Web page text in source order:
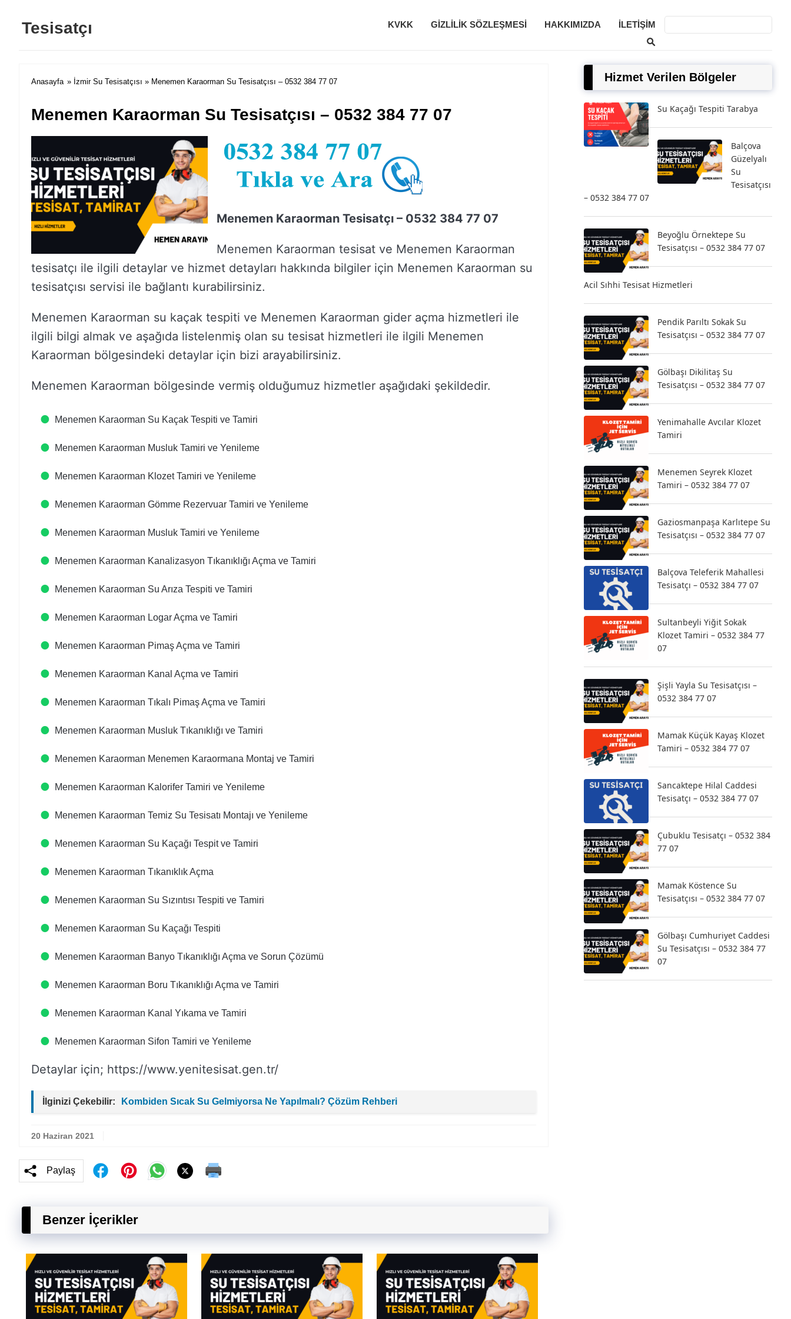
Tesisatçı KVKK GIZLILIK SÖZLEŞMESI HAKKIMIZDA İLETIŞIM
Anasayfa » İzmir Su Tesisatçısı » Menemen Karaorman Su Tesisatçısı – 0532 384 77 07
Menemen Karaorman Su Tesisatçısı – 0532 384 77 07
Menemen Karaorman Tesisatçı – 0532 384 77 07
Menemen Karaorman tesisat ve Menemen Karaorman
tesisatçı ile ilgili detaylar ve hizmet detayları hakkında bilgiler için Menemen Karaorman su
tesisatçısı servisi ile bağlantı kurabilirsiniz.
Menemen Karaorman su kaçak tespiti ve Menemen Karaorman gider açma hizmetleri ile
ilgili bilgi almak ve aşağıda listelenmiş olan su tesisat hizmetleri ile ilgili Menemen
Karaorman bölgesindeki detaylar için bizi arayabilirsiniz.
Menemen Karaorman bölgesinde vermiş olduğumuz hizmetler aşağıdaki şekildedir.
Menemen Karaorman Su Kaçak Tespiti ve Tamiri
Menemen Karaorman Musluk Tamiri ve Yenileme
Menemen Karaorman Klozet Tamiri ve Yenileme
Menemen Karaorman Gömme Rezervuar Tamiri ve Yenileme
Menemen Karaorman Musluk Tamiri ve Yenileme
Menemen Karaorman Kanalizasyon Tıkanıklığı Açma ve Tamiri
Menemen Karaorman Su Arıza Tespiti ve Tamiri
Menemen Karaorman Logar Açma ve Tamiri
Menemen Karaorman Pimaş Açma ve Tamiri
Menemen Karaorman Kanal Açma ve Tamiri
Menemen Karaorman Tıkalı Pimaş Açma ve Tamiri
Menemen Karaorman Musluk Tıkanıklığı ve Tamiri
Menemen Karaorman Menemen Karaormana Montaj ve Tamiri
Menemen Karaorman Kalorifer Tamiri ve Yenileme
Menemen Karaorman Temiz Su Tesisatı Montajı ve Yenileme
Menemen Karaorman Su Kaçağı Tespit ve Tamiri
Menemen Karaorman Tıkanıklık Açma
Menemen Karaorman Su Sızıntısı Tespiti ve Tamiri
Menemen Karaorman Su Kaçağı Tespiti
Menemen Karaorman Banyo Tıkanıklığı Açma ve Sorun Çözümü
Menemen Karaorman Boru Tıkanıklığı Açma ve Tamiri
Menemen Karaorman Kanal Yıkama ve Tamiri
Menemen Karaorman Sifon Tamiri ve Yenileme
Detaylar için; https://www.yenitesisat.gen.tr/
İlginizi Çekebilir: Kombiden Sıcak Su Gelmiyorsa Ne Yapılmalı? Çözüm Rehberi
20 Haziran 2021
Paylaş
Benzer İçerikler
Hizmet Verilen Bölgeler
Su Kaçağı Tespiti Tarabya
Balçova
Güzelyalı
Su
Tesisatçısı
– 0532 384 77 07
Beyoğlu Örnektepe Su
Tesisatçısı – 0532 384 77 07
Acil Sıhhi Tesisat Hizmetleri
Pendik Parıltı Sokak Su
Tesisatçısı – 0532 384 77 07
Gölbaşı Dikilitaş Su
Tesisatçısı – 0532 384 77 07
Yenimahalle Avcılar Klozet
Tamiri
Menemen Seyrek Klozet
Tamiri – 0532 384 77 07
Gaziosmanpaşa Karlıtepe Su
Tesisatçısı – 0532 384 77 07
Balçova Teleferik Mahallesi
Tesisatçı – 0532 384 77 07
Sultanbeyli Yiğit Sokak
Klozet Tamiri – 0532 384 77
07
Şişli Yayla Su Tesisatçısı –
0532 384 77 07
Mamak Küçük Kayaş Klozet
Tamiri – 0532 384 77 07
Sancaktepe Hilal Caddesi
Tesisatçı – 0532 384 77 07
Çubuklu Tesisatçı – 0532 384
77 07
Mamak Köstence Su
Tesisatçısı – 0532 384 77 07
Gölbaşı Cumhuriyet Caddesi
Su Tesisatçısı – 0532 384 77
07